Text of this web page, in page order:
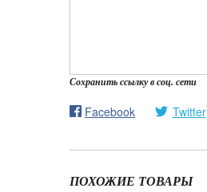
Сохранить ссылку в соц. сети
Facebook Twitter
ПОХОЖИЕ ТОВАРЫ